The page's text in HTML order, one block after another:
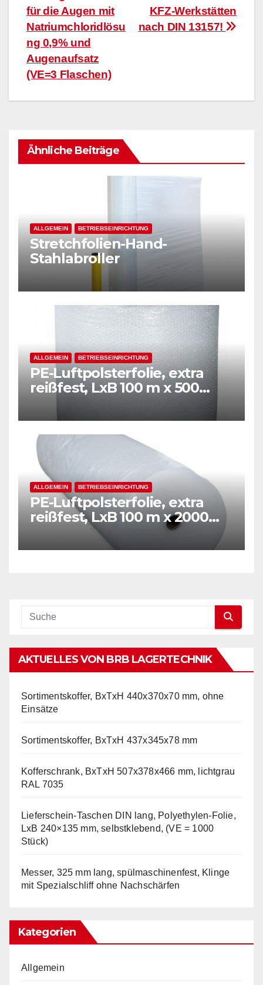
KFZ-Werkstätten
nach DIN 13157!
für die Augen mit
Natriumchloridlösu
ng 0,9% und
Augenaufsatz
(VE=3 Flaschen)
Ähnliche Beiträge
ALLGEMEIN BETRIEBSEINRICHTUNG
Stretchfolien-Hand-
Stahlabroller
ALLGEMEIN BETRIEBSEINRICHTUNG
PE-Luftpolsterfolie, extra
reißfest, LxB 100 m x 500
mm, Stärke 50 mµ, 2-Schicht-
Folie, transparent
ALLGEMEIN BETRIEBSEINRICHTUNG
PE-Luftpolsterfolie, extra
reißfest, LxB 100 m x 2000
mm, Stärke 50 mµ, 2-Schicht-
Folie, transparent
AKTUELLES VON BRB LAGERTECHNIK
Sortimentskoffer, BxTxH 440x370x70 mm, ohne
Einsätze
Sortimentskoffer, BxTxH 437x345x78 mm
Kofferschrank, BxTxH 507x378x466 mm, lichtgrau
RAL 7035
Lieferschein-Taschen DIN lang, Polyethylen-Folie,
LxB 240×135 mm, selbstklebend, (VE = 1000
Stück)
Messer, 325 mm lang, spülmaschinenfest, Klinge
mit Spezialschliff ohne Nachschärfen
Kategorien
Allgemein